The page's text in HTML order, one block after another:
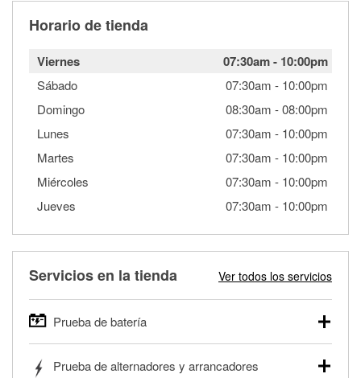
Horario de tienda
Viernes 07:30am- 10:00pm
Sábado 07:30am - 10:00pm
Domingo
08:30am -08:00pm
Lunes
07:30am - 10:00pm
Martes
07:30am - 10:00pm
Miércoles
07:30am - 10:00pm
Jueves
07:30am - 10:00pm
Servicios en la tienda Ver todos los servicios
Prueba de batería
autos, camionetas, SUVs, vehículos comerciales y
Prueba de alternadores y arrancadores